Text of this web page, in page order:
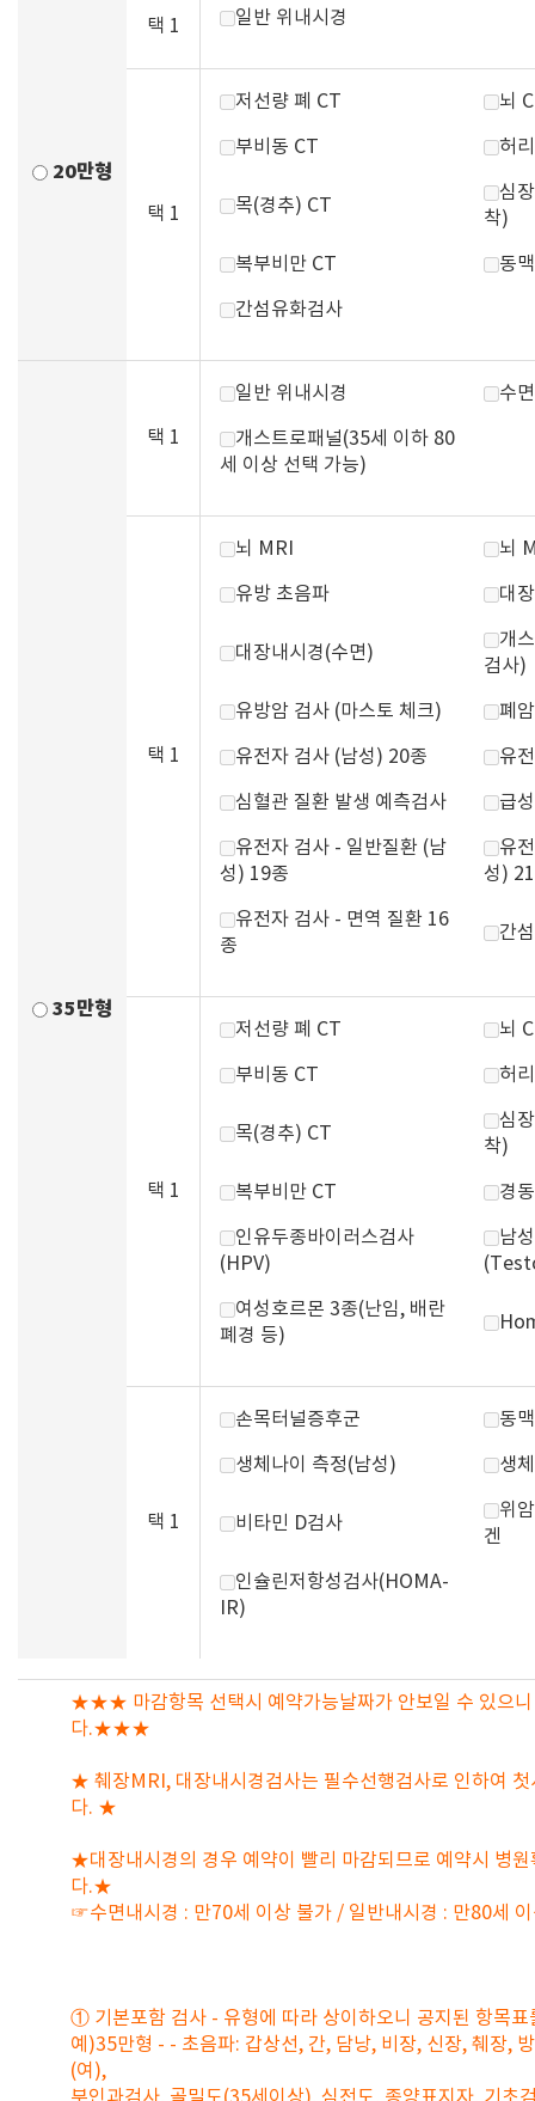
20만형
택 1 일반 위내시경
택 1
저선량 폐 CT 뇌
부비동 CT 허
목(경추) CT
심
착)
복부비만 CT 동
간섬유화검사
35만형
택 1
일반 위내시경 수
개스트로패널(35세 이하 80
세 이상 선택 가능)
택 1
뇌 MRI 뇌
유방 초음파 대
대장내시경(수면)
개
검사)
유방암 검사 (마스토 체크) 폐
유전자 검사 (남성) 20종 유
심혈관 질환 발생 예측검사 급
유전자 검사 - 일반질환 (남
성) 19종
유
성)
유전자 검사 - 면역 질환 16
종
간
택 1
저선량 폐 CT 뇌
부비동 CT 허
목(경추) CT
심
착)
복부비만 CT 경
인유두종바이러스검사
(HPV)
남
여성호르몬 3종(난임, 배란
폐경 등)
택 1
손목터널증후군 동
생체나이 측정(남성) 생
비타민 D검사
위
겐
인슐린저항성검사(HOMA-
IR)
★★★ 마감항목 선택시 예약가능날짜가 안보일 수 있으니
다.★★★
★ 췌장MRI, 대장내시경검사는 필수선행검사로 인하여
다. ★
★대장내시경의 경우 예약이 빨리 마감되므로 예약시 병
다.★
☞수면내시경 : 만70세 이상 불가 / 일반내시경 : 만80세
① 기본포함 검사 - 유형에 따라 상이하오니 공지된 항목표
예)35만형 - - 초음파: 갑상선, 간, 담낭, 비장, 신장, 췌장,
(여),